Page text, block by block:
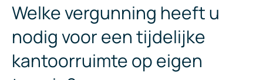
Welke vergunning heeft u
nodig voor een tijdelijke
kantoorruimte op eigen